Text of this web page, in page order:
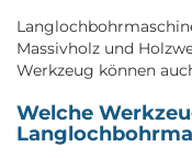
Massivholz und
Werkzeug können
Welche